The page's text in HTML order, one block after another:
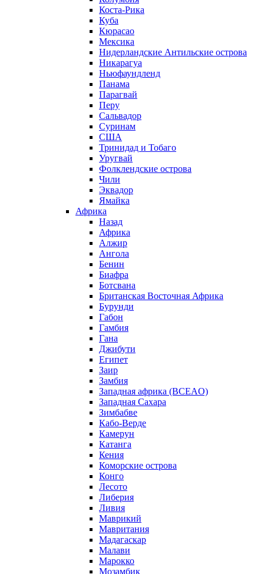
Коста-Рика
Куба
Кюрасао
Мексика
Нидерландские Антильские острова
Никарагуа
Ньюфаундленд
Панама
Парагвай
Перу
Сальвадор
Суринам
США
Тринидад и Тобаго
Уругвай
Фолклендские острова
Чили
Эквадор
Ямайка
Африка
Назад
Африка
Алжир
Ангола
Бенин
Биафра
Ботсвана
Британская Восточная Африка
Бурунди
Габон
Гамбия
Гана
Джибути
Египет
Заир
Замбия
Западная африка (BCEAO)
Западная Сахара
Зимбабве
Кабо-Верде
Камерун
Катанга
Кения
Коморские острова
Конго
Лесото
Либерия
Ливия
Маврикий
Мавритания
Мадагаскар
Малави
Марокко
Мозамбик